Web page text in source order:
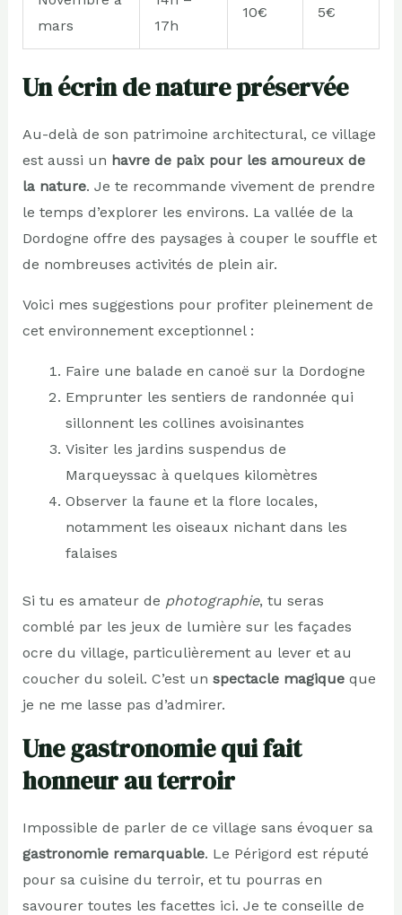
mars
17h
10€ 5€
Un écrin de nature préservée
Au-delà de son patrimoine architectural, ce village
est aussi un havre de paix pour les amoureux de
la nature. Je te recommande vivement de prendre
le temps d’explorer les environs. La vallée de la
Dordogne offre des paysages à couper le souffle et
de nombreuses activités de plein air.
Voici mes suggestions pour profiter pleinement de
cet environnement exceptionnel :
Faire une balade en canoë sur la Dordogne
Emprunter les sentiers de randonnée qui
sillonnent les collines avoisinantes
Visiter les jardins suspendus de
Marqueyssac à quelques kilomètres
Observer la faune et la flore locales,
notamment les oiseaux nichant dans les
falaises
Si tu es amateur de photographie, tu seras
comblé par les jeux de lumière sur les façades
ocre du village, particulièrement au lever et au
coucher du soleil. C’est un spectacle magiqueque
je ne me lasse pas d’admirer.
Une gastronomie qui fait
honneur au terroir
Impossible de parler de ce village sans évoquer sa
gastronomie remarquable. Le Périgord est réputé
pour sa cuisine du terroir, et tu pourras en
savourer toutes les facettes ici. Je te conseille de